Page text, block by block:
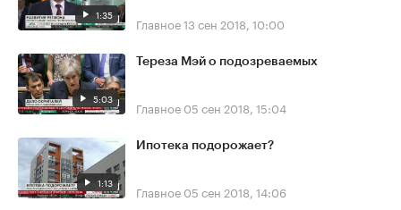
1:35 Главное13 сен 2018, 10:00
5:03
Тереза Мэй о подозреваемых
Главное 05 сен 2018, 15:04
1:13
Ипотека подорожает?
Главное 05 сен 2018, 14:06